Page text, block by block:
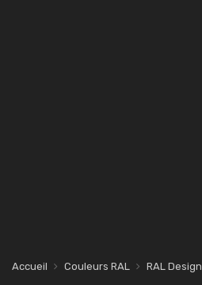
Accueil Couleurs RAL RAL Design